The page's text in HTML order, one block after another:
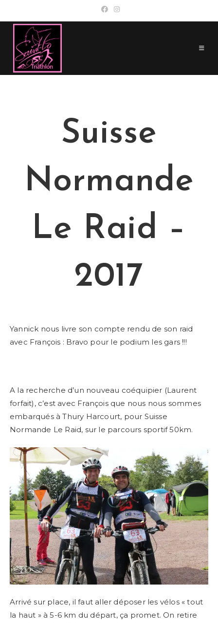
content
Suisse
Normande
Le Raid –
2017
Yannick nous livre son compte rendu de son raid
avec François : Bravo pour le podium les gars !!!
A la recherche d’un nouveau coéquipier (Laurent
forfait), c’est avec François que nous nous sommes
embarqués à Thury Harcourt, pour Suisse
Normande Le Raid, sur le parcours sportif 50km.
Arrivé sur place, il faut aller déposer les vélos « tout
la haut » à 5-6 km du départ, ça promet. On retire